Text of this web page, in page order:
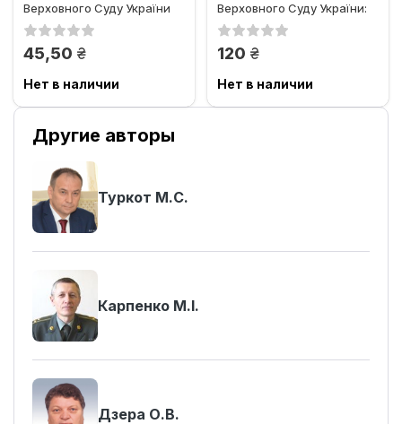
Верховного Суду України
45,50 грн.
Нет в наличии
Верховного Суду України:
цивільні, господарські...
120 грн.
Нет в наличии
Другие авторы
Туркот М.С.
Карпенко М.І.
Дзера О.В.